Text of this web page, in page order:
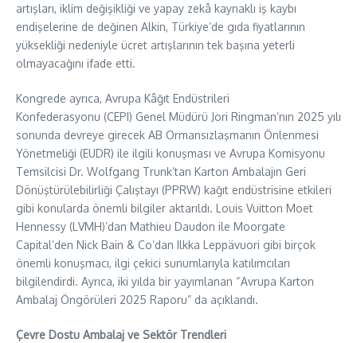
artışları, iklim değişikliği ve yapay zekâ kaynaklı iş kaybı
endişelerine de değinen Alkin, Türkiye’de gıda fiyatlarının
yüksekliği nedeniyle ücret artışlarının tek başına yeterli
olmayacağını ifade etti.
Kongrede ayrıca, Avrupa Kâğıt Endüstrileri
Konfederasyonu (CEPI) Genel Müdürü Jori Ringman’nın 2025 yılı
sonunda devreye girecek AB Ormansızlaşmanın Önlenmesi
Yönetmeliği (EUDR) ile ilgili konuşması ve Avrupa Komisyonu
Temsilcisi Dr. Wolfgang Trunk’tan Karton Ambalajın Geri
Dönüştürülebilirliği Çalıştayı (PPRW) kağıt endüstrisine etkileri
gibi konularda önemli bilgiler aktarıldı. Louis Vuitton Moet
Hennessy (LVMH)’dan Mathieu Daudon ile Moorgate
Capital’den Nick Bain & Co’dan Ilkka Leppävuori gibi birçok
önemli konuşmacı, ilgi çekici sunumlarıyla katılımcıları
bilgilendirdi. Ayrıca, iki yılda bir yayımlanan “Avrupa Karton
Ambalaj Öngörüleri 2025 Raporu” da açıklandı.
Çevre Dostu Ambalaj ve Sektör Trendleri